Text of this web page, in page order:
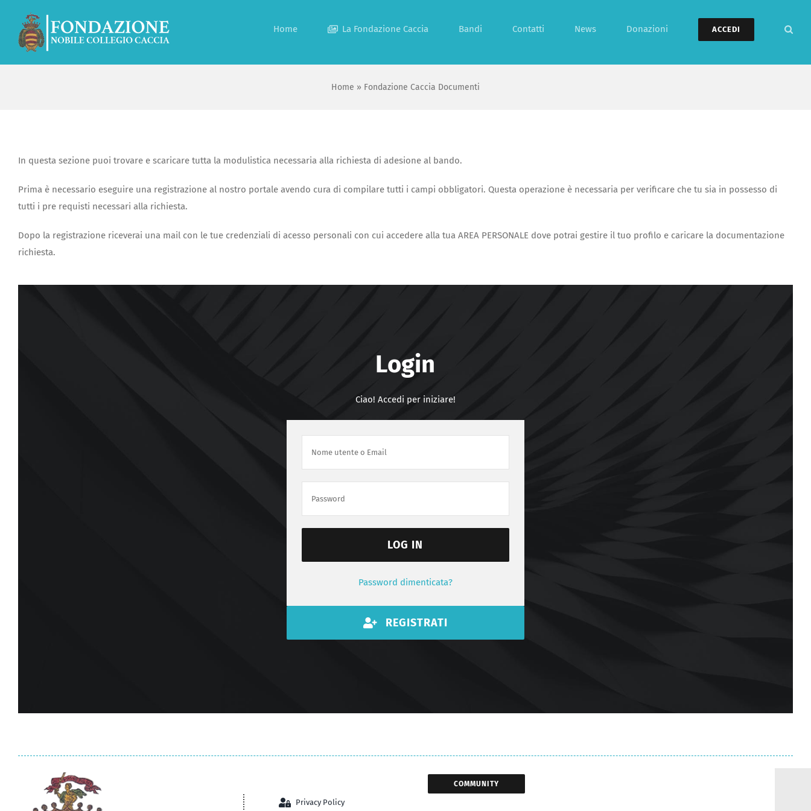
contenuto
Home La Fondazione Caccia Bandi Contatti News Donazioni ACCEDI
Home » Fondazione Caccia Documenti
In questa sezione puoi trovare e scaricare tutta la modulistica necessaria alla richiesta di adesione al bando.
Prima è necessario eseguire una registrazione al nostro portale avendo cura di compilare tutti i campi obbligatori. Questa operazione è necessaria per verificare che tu sia in possesso di
tutti i pre requisti necessari alla richiesta.
Dopo la registrazione riceverai una mail con le tue credenziali di acesso personali con cui accedere alla tua AREA PERSONALE dove potrai gestire il tuo profilo e caricare la documentazione
richiesta.
Login
Ciao! Accedi per iniziare!
LOG IN
Password dimenticata?
REGISTRATI
Privacy Policy
COMMUNITY